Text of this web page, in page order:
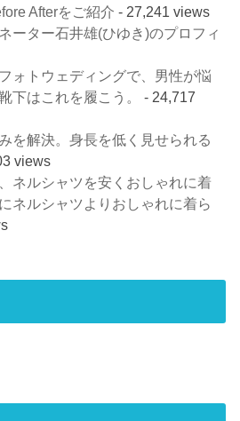
Afterをご紹介 - 27,241 views
ーター石井雄(ひゆき)のプロフィ
ォトウェディングで、男性が悩
下はこれを履こう。
- 24,717
を解決。身長を低く見せられる
views
ネルシャツを安くおしゃれに着
ネルシャツよりおしゃれに着ら